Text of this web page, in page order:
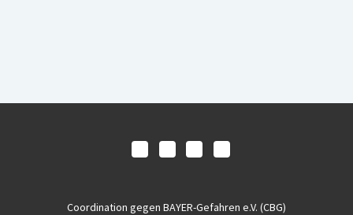
Coordination gegen BAYER-Gefahren e.V. (CBG)